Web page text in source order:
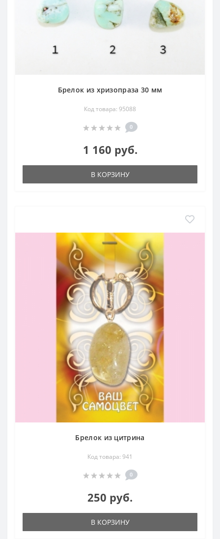
Брелок из хризопраза 30 мм
Код товара: 95088
0
1 160 руб.
В КОРЗИНУ
Брелок из цитрина
Код товара: 941
0
250 руб.
В КОРЗИНУ